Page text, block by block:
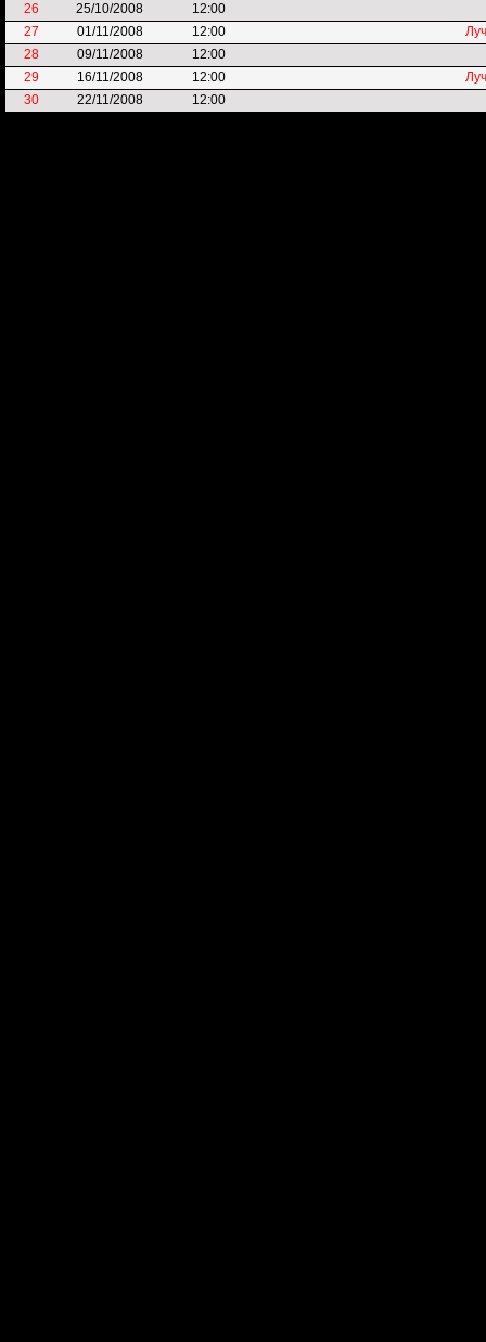
26
25/10/2008
12:00
27
01/11/2008 12:00
28
09/11/2008
12:00
29
16/11/2008 12:00
30
22/11/2008 12:00